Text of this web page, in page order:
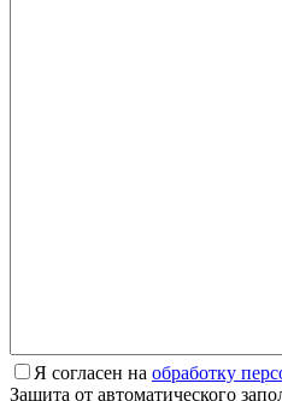
Я согласен на обработку
Защита от автоматического